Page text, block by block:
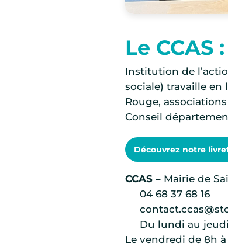
Le
Institution de
sociale) travaille en
Rouge,
Conseil
Découvrez notre
CCAS – Mairie de
04 68 37 68 16
Du lundi au jeudi
Le vendredi de 8h à